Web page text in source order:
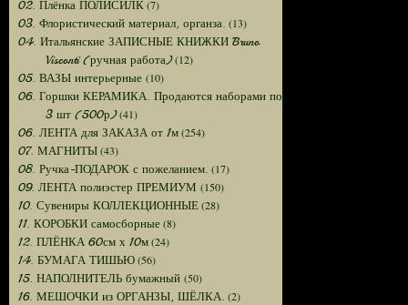
02. Плёнка ПОЛИСИЛК(7)
03. Флористический материал, органза. (13)
04. Итальянские ЗАПИСНЫЕ КНИЖКИ Bruno
Visconti (ручная работа)(12)
05. ВАЗЫ интерьерные (10)
06. Горшки КЕРАМИКА. Продаются наборами по
3 шт (500р)(41)
06. ЛЕНТА для ЗАКАЗА от 1м(254)
07. МАГНИТЫ(43)
08. Ручка-ПОДАРОК с пожеланием. (17)
09. ЛЕНТА полиэстер ПРЕМИУМ (150)
10. Сувениры КОЛЛЕКЦИОННЫЕ(28)
11. КОРОБКИ самосборные(8)
12. ПЛЁНКА 60см х 10м(24)
14. БУМАГА ТИШЬЮ(56)
15. НАПОЛНИТЕЛЬ бумажный (50)
16. МЕШОЧКИ из ОРГАНЗЫ, ШЁЛКА. (2)